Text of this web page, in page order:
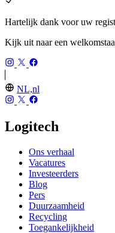
Hartelijk dank voor uw
Kijk uit naar een
NL,nl
Logitech
Ons verhaal
Vacatures
Investeerders
Blog
Pers
Duurzaamheid
Recycling
Toegankelijkheid